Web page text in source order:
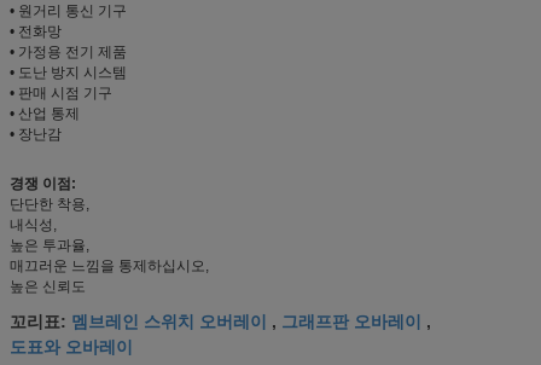
• 원거리 통신 기구
• 전화망
• 가정용 전기 제품
• 도난 방지 시스템
• 판매 시점 기구
• 산업 통제
• 장난감
경쟁 이점:
단단한 착용,
내식성,
높은 투과율,
매끄러운 느낌을 통제하십시오,
높은 신뢰도
꼬리표: 멤브레인 스위치 오버레이 , 그래프판 오바레이 ,
도표와 오바레이